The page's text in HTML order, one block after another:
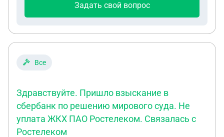
уважением к вам!
Задать свой вопрос
Все
Здравствуйте. Пришло взыскание в
сбербанк по решению мирового суда. Не
уплата ЖКХ ПАО Ростелеком. Связалась с
Ростелеком